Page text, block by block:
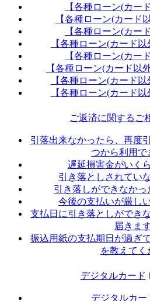
【各種ローン(カー
【各種ローン(カード
【各種ローン(カー
【各種ローン(カード
【各種ローン(カー
【各種ローン(カード以
【各種ローン(カード
【各種ローン(カード
ご返済に関するご
引落出来なかったら、再度
つから利用で
遅延損害金がいく
引き落としされてい
引き落しができなか
今後の支払いが厳し
支払日に引き落としができ
届きま
振込用紙の支払期日が過ぎ
を教えてく
デジタルカード
デジタルカー